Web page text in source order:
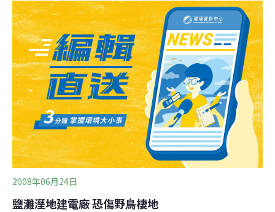
下，替野生動物找到新的、更舒適的棲息地。40%以上的
非洲重要野鳥棲地沒有受到任何國內或國際法的保護。杜
爾罕大學的生物學和生物醫學家威利斯(Stephen Willis)博
士說:「重要野鳥棲地可以提供新的棲息地，給那些目前因
氣溫和降雨量變化，導致食物來源缺乏而被迫搬遷的鳥
類。」據刊登在「生態學通訊」（Ecology Letters）日報
的研究發現，「未來75年間，氣候變化的影響對某些地區
物種而言，大於其他物種。」威利斯表示：「只要保護區
不受任
2008年06月24日
鹽灘溼地建電廠 恐傷野鳥棲地